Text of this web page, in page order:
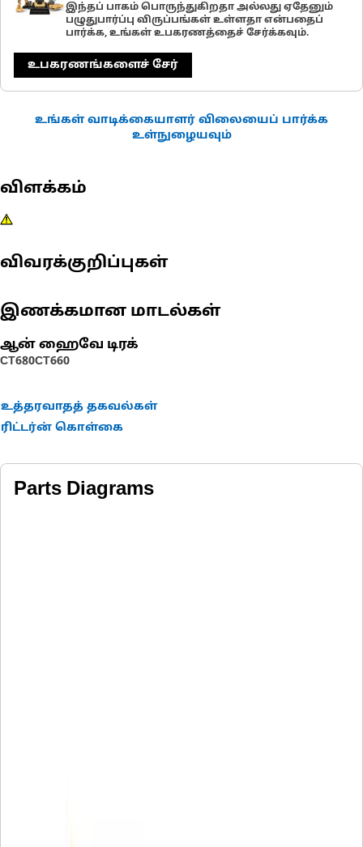
இந்தப் பாகம் பொருந்துகிறதா அல்லது ஏதேனும்
பழுதுபார்ப்பு விருப்பங்கள் உள்ளதா என்பதைப்
பார்க்க, உங்கள் உபகரணத்தைச் சேர்க்கவும்.
உபகரணங்களைச் சேர்
உங்கள் வாடிக்கையாளர் விலையைப் பார்க்க
உள்நுழையவும்
விளக்கம்
விவரக்குறிப்புகள்
இணக்கமான மாடல்கள்
ஆன் ஹைவே டிரக்
CT680CT660
உத்தரவாதத் தகவல்கள்
ரிட்டர்ன் கொள்கை
Parts Diagrams